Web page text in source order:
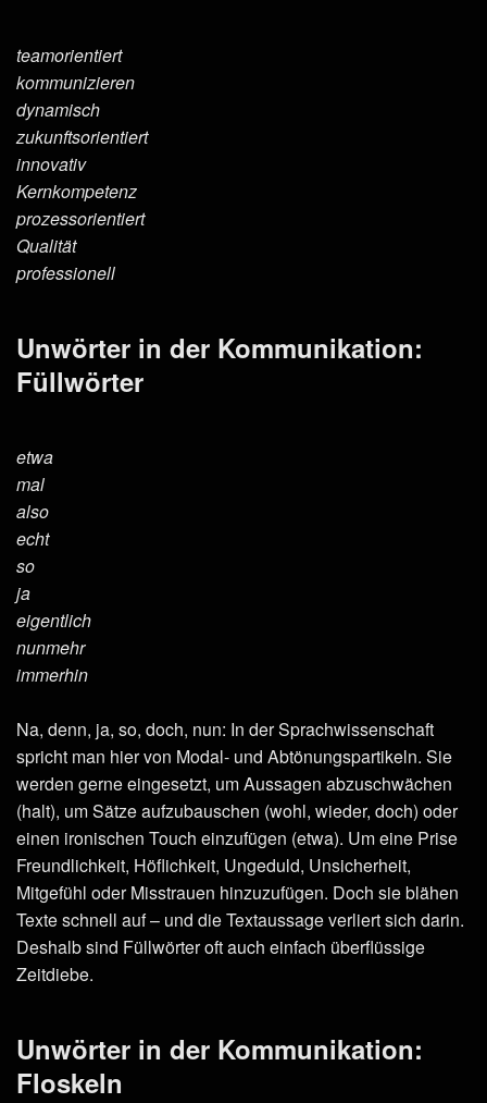
teamorientiert
kommunizieren
dynamisch
zukunftsorientiert
innovativ
Kernkompetenz
prozessorientiert
Qualität
professionell
Unwörter in der Kommunikation:
Füllwörter
etwa
mal
also
echt
so
ja
eigentlich
nunmehr
immerhin
Na, denn, ja, so, doch, nun: In der Sprachwissenschaft
spricht man hier von Modal- und Abtönungspartikeln. Sie
werden gerne eingesetzt, um Aussagen abzuschwächen
(halt), um Sätze aufzubauschen (wohl, wieder, doch) oder
einen ironischen Touch einzufügen (etwa). Um eine Prise
Freundlichkeit, Höflichkeit, Ungeduld, Unsicherheit,
Mitgefühl oder Misstrauen hinzuzufügen. Doch sie blähen
Texte schnell auf – und die Textaussage verliert sich darin.
Deshalb sind Füllwörter oft auch einfach überflüssige
Zeitdiebe.
Unwörter in der Kommunikation:
Floskeln